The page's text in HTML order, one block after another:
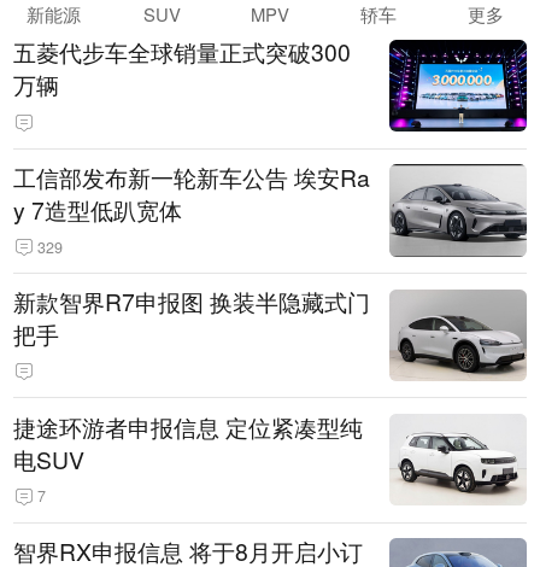
新能源 SUV MPV 轿车 更多
五菱代步车全球销量正式突破300
万辆
工信部发布新一轮新车公告 埃安Ra
y 7造型低趴宽体
329
新款智界R7申报图 换装半隐藏式门
把手
捷途环游者申报信息 定位紧凑型纯
电SUV
7
智界RX申报信息 将于8月开启小订